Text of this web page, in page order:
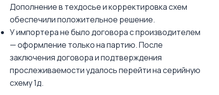
Дополнение в техдосье и корректировка схем
обеспечили положительное решение.
У импортера не было договора с производителем
— оформление только на партию. После
заключения договора и подтверждения
прослеживаемости удалось перейти на серийную
схему 1д.